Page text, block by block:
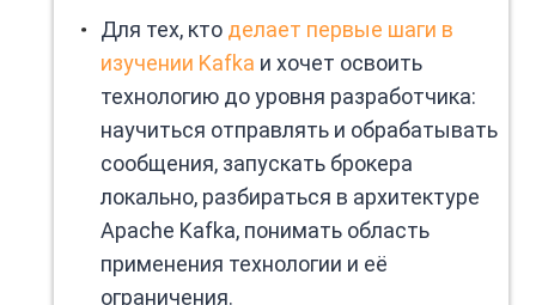
Для тех, кто делает первые шаги в
изучении Kafka и хочет освоить
технологию до уровня разработчика:
научиться отправлять и обрабатывать
сообщения, запускать брокера
локально, разбираться в архитектуре
Apache Kafka, понимать область
применения технологии и её
ограничения.